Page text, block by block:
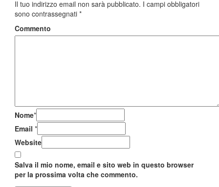
Il tuo indirizzo email non sarà pubblicato. I campi obbligatori
sono contrassegnati *
Commento
Nome*
Email *
Website
Salva il mio nome, email e sito web in questo browser
per la prossima volta che commento.